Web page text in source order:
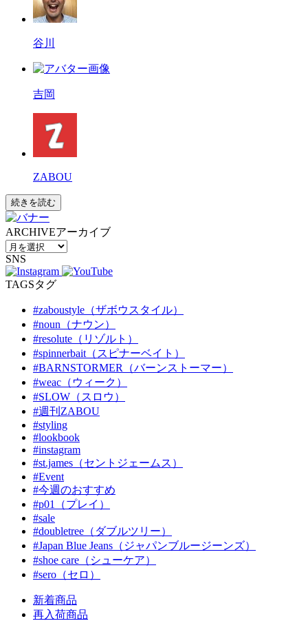
谷川
吉岡
ZABOU
続きを読む
ARCHIVEアーカイブ
SNS
TAGSタグ
#zaboustyle（ザボウスタイル）
#noun（ナウン）
#resolute（リゾルト）
#spinnerbait（スピナーベイト）
#BARNSTORMER（バーンストーマー）
#weac（ウィーク）
#SLOW（スロウ）
#週刊ZABOU
#styling
#lookbook
#instagram
#st.james（セントジェームス）
#Event
#今週のおすすめ
#p01（プレイ）
#sale
#doubletree（ダブルツリー）
#Japan Blue Jeans（ジャパンブルージーンズ）
#shoe care（シューケア）
#sero（セロ）
新着商品
再入荷商品